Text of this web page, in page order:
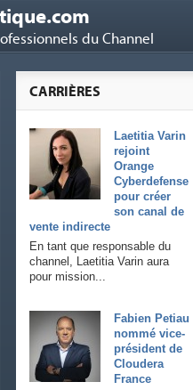
du Channel
CARRIÈRES
Laetitia Varin
rejoint
Orange
Cyberdefense
pour créer
son canal de
vente indirecte
En tant que responsable du
channel, Laetitia Varin aura
pour mission...
Fabien Petiau
nommé vice-
président de
Cloudera
France